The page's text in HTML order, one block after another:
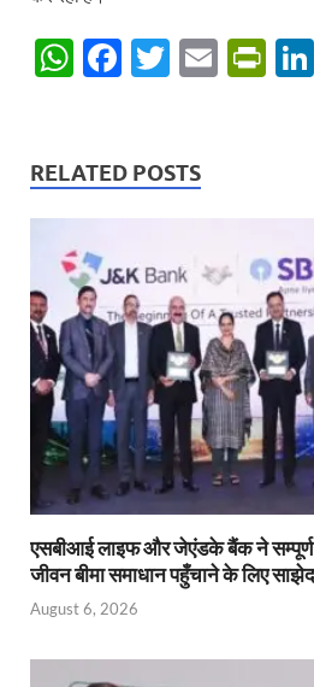
W
s
A
p
p
F
b
k
T
er
E
P
n
dl
y
RELATED POSTS
एसबीआई लाइफ और जेएंडके बैंक ने सम्पूर्ण
जीवन बीमा समाधान पहुँचाने के लिए
August 6, 2026